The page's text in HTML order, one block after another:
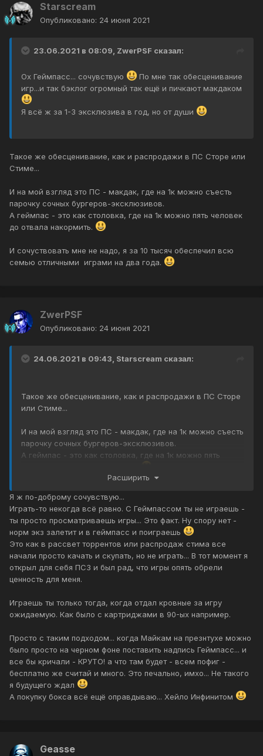
Starscream
Опубликовано: 24 июня 2021
23.06.2021 в 08:09, ZwerPSF сказал:
Ох Геймпасс... сочувствую
По мне так обесценивание
игр...и так бэклог огромный так ещё и пичкают макдаком
Я всё ж за 1-3 эксклюзива в год, но от души
Такое же обесценивание, как и распродажи в ПС Сторе или
Стиме...
И на мой взгляд это ПС - макдак, где на 1к можно съесть
парочку сочных бургеров-эксклюзивов.
А геймпас - это как столовка, где на 1к можно пять человек
до отвала накормить.
И сочуствовать мне не надо, я за 10 тысяч обеспечил всю
семью отличными играми на два года.
ZwerPSF
Опубликовано: 24 июня 2021
24.06.2021 в 09:43, Starscream сказал:
Такое же обесценивание, как и распродажи в ПС Сторе
или Стиме...
И на мой взгляд это ПС - макдак, где на 1к можно съесть
парочку сочных бургеров-эксклюзивов.
А геймпас - это как столовка, где на 1к можно пять
всю семью отличными играми на два года.
Расширить
Я ж по-доброму сочувствую...
Играть-то некогда всё равно. С Геймпассом ты не играешь -
ты просто просматриваешь игры... Это факт. Ну спору нет -
норм экз залетит и в геймпасс и поиграешь
Это как в рассвет торрентов или распродаж стима все
начали просто качать и скупать, но не играть... В тот момент я
открыл для себя ПС3 и был рад, что игры опять обрели
ценность для меня.
Играешь ты только тогда, когда отдал кровные за игру
ожидаемую. Как было с картриджами в 90-ых например.
Просто с таким подходом... когда Майкам на презнтухе можно
было просто на черном фоне поставить надпись Геймпасс... и
все бы кричали - КРУТО! а что там будет - всем пофиг -
бесплатно же считай и много. Это печально, имхо... Не такого
я будущего ждал
А покупку бокса всё ещё оправдываю... Хейло Инфинитом
Geasse